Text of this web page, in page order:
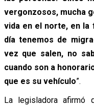
vergonzosos, mucha
vida en el norte, en la
día tenemos de
vez que salen, no
cuando son a
que es su vehículo”.
La legisladora afirmó